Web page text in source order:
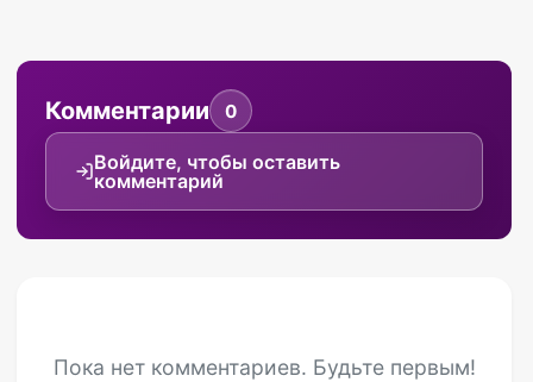
Комментарии 0
Войдите, чтобы оставить
комментарий
Пока нет комментариев. Будьте первым!